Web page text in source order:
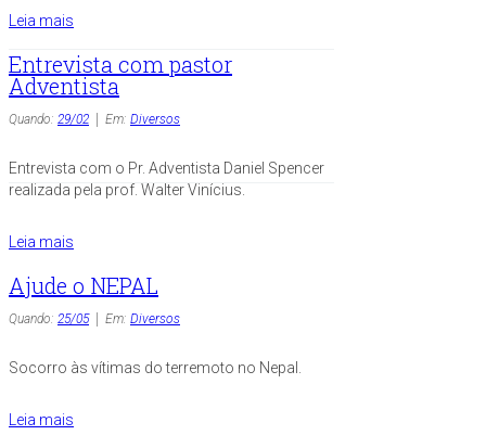
Leia mais
Entrevista com pastor
Adventista
Quando: 29/02 Em: Diversos
Entrevista com o Pr. Adventista Daniel Spencer
realizada pela prof. Walter Vinícius.
Leia mais
Ajude o NEPAL
Quando: 25/05 Em: Diversos
Socorro às vítimas do terremoto no Nepal.
Leia mais